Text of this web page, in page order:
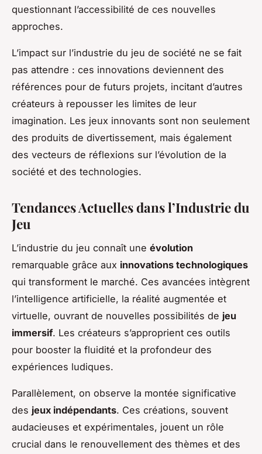
questionnant l’accessibilité de ces nouvelles
approches.
L’impact sur l’industrie du jeu de société ne se fait
pas attendre : ces innovations deviennent des
références pour de futurs projets, incitant d’autres
créateurs à repousser les limites de leur
imagination. Les jeux innovants sont non seulement
des produits de divertissement, mais également
des vecteurs de réflexions sur l’évolution de la
société et des technologies.
Tendances Actuelles dans l’Industrie du
Jeu
L’industrie du jeu connaît une évolution
remarquable grâce aux innovations technologiques
qui transforment le marché. Ces avancées intègrent
l’intelligence artificielle, la réalité augmentée et
virtuelle, ouvrant de nouvelles possibilités de jeu
immersif. Les créateurs s’approprient ces outils
pour booster la fluidité et la profondeur des
expériences ludiques.
Parallèlement, on observe la montée significative
des jeux indépendants. Ces créations, souvent
audacieuses et expérimentales, jouent un rôle
crucial dans le renouvellement des thèmes et des